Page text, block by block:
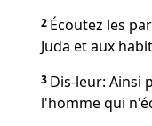
2 Écoutez les
Juda et aux
3 Dis-leur: Ainsi
l'homme qui